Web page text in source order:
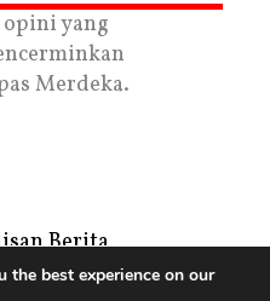
opini yang
Merdeka.
Berita
the best experience on our